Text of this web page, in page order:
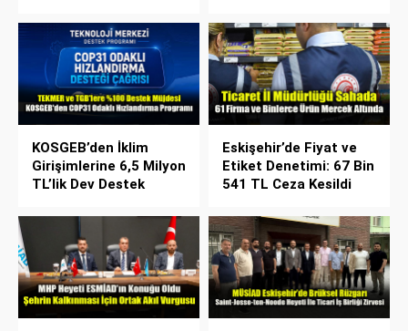
KOSGEB’den İklim
Girişimlerine 6,5 Milyon
TL’lik Dev Destek
Eskişehir’de Fiyat ve
Etiket Denetimi: 67 Bin
541 TL Ceza Kesildi